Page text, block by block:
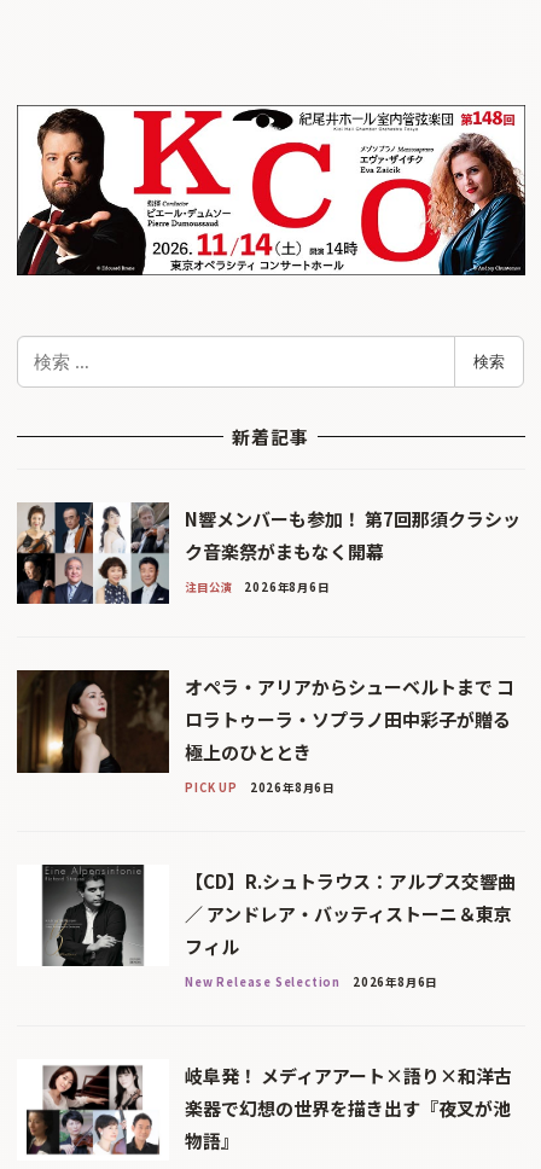
検
検索
新着記事
N響メンバーも参加！ 第7回那須クラシッ
ク音楽祭がまもなく開幕
注目公演 2026年8月6日
オペラ・アリアからシューベルトまで コ
ロラトゥーラ・ソプラノ田中彩子が贈る
極上のひととき
PICK UP 2026年8月6日
【CD】R.シュトラウス：アルプス交響曲
／ アンドレア・バッティストーニ＆東京
フィル
New Release Selection 2026年8月6日
岐阜発！ メディアアート×語り×和洋古
楽器で幻想の世界を描き出す『夜叉が池
物語』